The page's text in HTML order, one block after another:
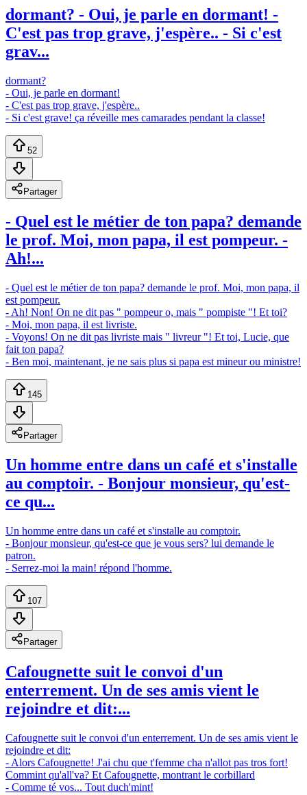
dormant? - Oui, je parle en dormant! -
C'est pas trop grave, j'espère.. - Si c'est
grav...
dormant?
- Oui, je parle en dormant!
- C'est pas trop grave, j'espère..
- Si c'est grave! ça réveille mes camarades pendant la classe!
52
Partager
- Quel est le métier de ton papa? demande
le prof. Moi, mon papa, il est pompeur. -
Ah!...
- Quel est le métier de ton papa? demande le prof. Moi, mon papa, il
est pompeur.
- Ah! Non! On ne dit pas " pompeur o, mais " pompiste "! Et toi?
- Moi, mon papa, il est livriste.
- Voyons! On ne dit pas livriste mais " livreur "! Et toi, Lucie, que
fait ton papa?
- Ben moi, maintenant, je ne sais plus si papa est mineur ou ministre!
145
Partager
Un homme entre dans un café et s'installe
au comptoir. - Bonjour monsieur, qu'est-
ce qu...
Un homme entre dans un café et s'installe au comptoir.
- Bonjour monsieur, qu'est-ce que je vous sers? lui demande le
patron.
- Serrez-moi la main! répond l'homme.
107
Partager
Cafougnette suit le convoi d'un
enterrement. Un de ses amis vient le
rejoindre et dit:...
Cafougnette suit le convoi d'un enterrement. Un de ses amis vient le
rejoindre et dit:
- Alors Cafougnette! J'ai chu que t'femme cha n'allot pas tros fort!
Commint qu'all'va? Et Cafougnette, montrant le corbillard
- Comme té vos... Tout duch'mint!